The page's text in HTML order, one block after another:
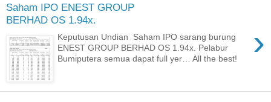
Saham IPO ENEST GROUP
BERHAD OS 1.94x.
›
Keputusan Undian Saham IPO sarang burung
ENEST GROUP BERHAD OS 1.94x. Pelabur
Bumiputera semua dapat full yer… All the best!